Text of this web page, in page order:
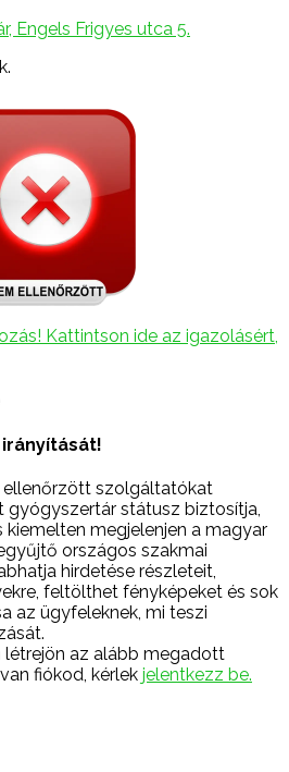
Engels Frigyes utca 5.
Kattintson ide az igazolásért,
szolgáltatókat
gyógyszertár státusz biztosítja,
kiemelten megjelenjen a magyar
országos szakmai
hirdetése részleteit,
feltölthet fényképeket és sok
az ügyfeleknek, mi teszi
az alább megadott
fiókod, kérlek jelentkezz be.